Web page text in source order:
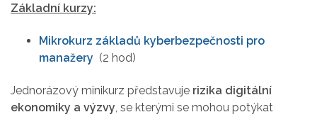
Základní kurzy:
Mikrokurz základů kyberbezpečnosti pro
manažery (2 hod)
Jednorázový minikurz představuje rizika digitální
ekonomiky a výzvy, se kterými se mohou potýkat